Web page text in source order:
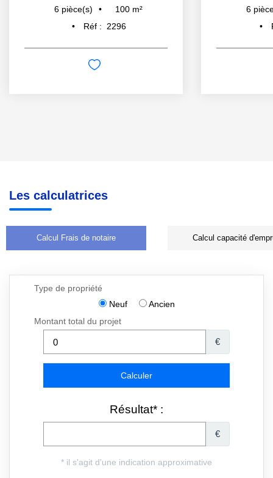
6 pièce(s) 100 m²
Réf :
2296
6
Les calculatrices
Calcul Frais de notaire Calcul capacité